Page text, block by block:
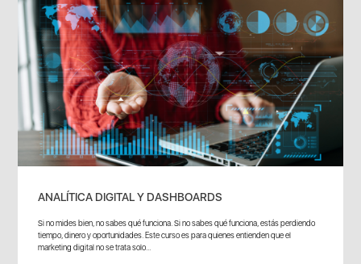
ANALÍTICA DIGITAL Y DASHBOARDS
Si no mides bien, no sabes qué funciona. Si no sabes qué funciona, estás perdiendo
tiempo, dinero y oportunidades. Este curso es para quienes entienden que el
marketing digital no se trata solo...